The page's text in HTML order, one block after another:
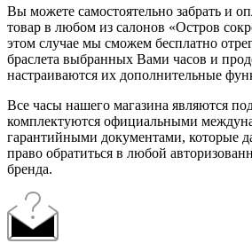
Вы можете самостоятельно забрать и
товар в любом из салонов «Остров
этом случае мы сможем бесплатно
браслета выбранных Вами часов и
настраиваются их дополнительные
Все часы нашего магазина являются
комплектуются официальными
гарантийными документами, которые
право обратиться в любой
бренда.